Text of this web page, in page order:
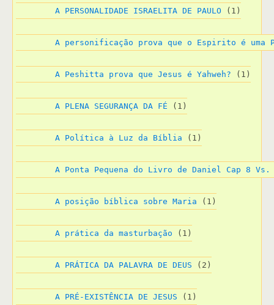
A PERSONALIDADE ISRAELITA DE PAULO (1)
A personificação prova que o Espirito é uma
A Peshitta prova que Jesus é Yahweh? (1)
A PLENA SEGURANÇA DA FÉ (1)
A Política à Luz da Bíblia (1)
A Ponta Pequena do Livro de Daniel Cap 8 Vs.
A posição bíblica sobre Maria (1)
A prática da masturbação (1)
A PRÁTICA DA PALAVRA DE DEUS (2)
A PRÉ-EXISTÊNCIA DE JESUS (1)